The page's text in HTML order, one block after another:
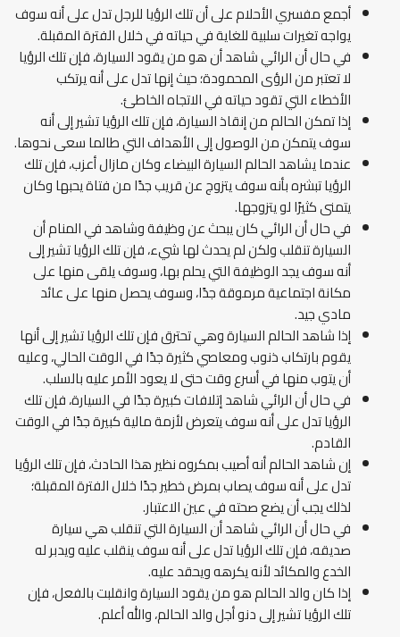
أجمع مفسري الأحلام على أن تلك الرؤيا للرجل تدل على أنه سوف
يواجه تغيرات سلبية للغاية في حياته في خلال الفترة المقبلة.
في حال أن الرائي شاهد أن هو من يقود السيارة، فإن تلك الرؤيا
لا تعتبر من الرؤى المحمودة؛ حيث إنها تدل على أنه يرتكب
الأخطاء التي تقود حياته في الاتجاه الخاطئ.
إذا تمكن الحالم من إنقاذ السيارة، فإن تلك الرؤيا تشير إلى أنه
سوف يتمكن من الوصول إلى الأهداف التي طالما سعى نحوها.
عندما يشاهد الحالم السيارة البيضاء وكان مازال أعزب، فإن تلك
الرؤيا تبشره بأنه سوف يتزوج عن قريب جدًا من فتاة يحبها وكان
يتمنى كثيرًا لو يتزوجها.
في حال أن الرائي كان يبحث عن وظيفة وشاهد في المنام أن
السيارة تنقلب ولكن لم يحدث لها شيء، فإن تلك الرؤيا تشير إلى
أنه سوف يجد الوظيفة التي يحلم بها، وسوف يلقى منها على
مكانة اجتماعية مرموقة جدًا، وسوف يحصل منها على عائد
مادي جيد.
إذا شاهد الحالم السيارة وهي تحترق فإن تلك الرؤيا تشير إلى أنها
يقوم بارتكاب ذنوب ومعاصي كثيرة جدًا في الوقت الحالي، وعليه
أن يتوب منها في أسرع وقت حتى لا يعود الأمر عليه بالسلب.
في حال أن الرائي شاهد إتلافات كبيرة جدًا في السيارة، فإن تلك
الرؤيا تدل على أنه سوف يتعرض لأزمة مالية كبيرة جدًا في الوقت
القادم.
إن شاهد الحالم أنه أصيب بمكروه نظير هذا الحادث، فإن تلك الرؤيا
تدل على أنه سوف يصاب بمرض خطير جدًا خلال الفترة المقبلة؛
لذلك يجب أن يضع صحته في عين الاعتبار.
في حال أن الرائي شاهد أن السيارة التي تنقلب هي سيارة
صديقه، فإن تلك الرؤيا تدل على أنه سوف ينقلب عليه ويدبر له
الخدع والمكائد لأنه يكرهه ويحقد عليه.
إذا كان والد الحالم هو من يقود السيارة وانقلبت بالفعل، فإن
تلك الرؤيا تشير إلى دنو أجل والد الحالم، والله أعلم.